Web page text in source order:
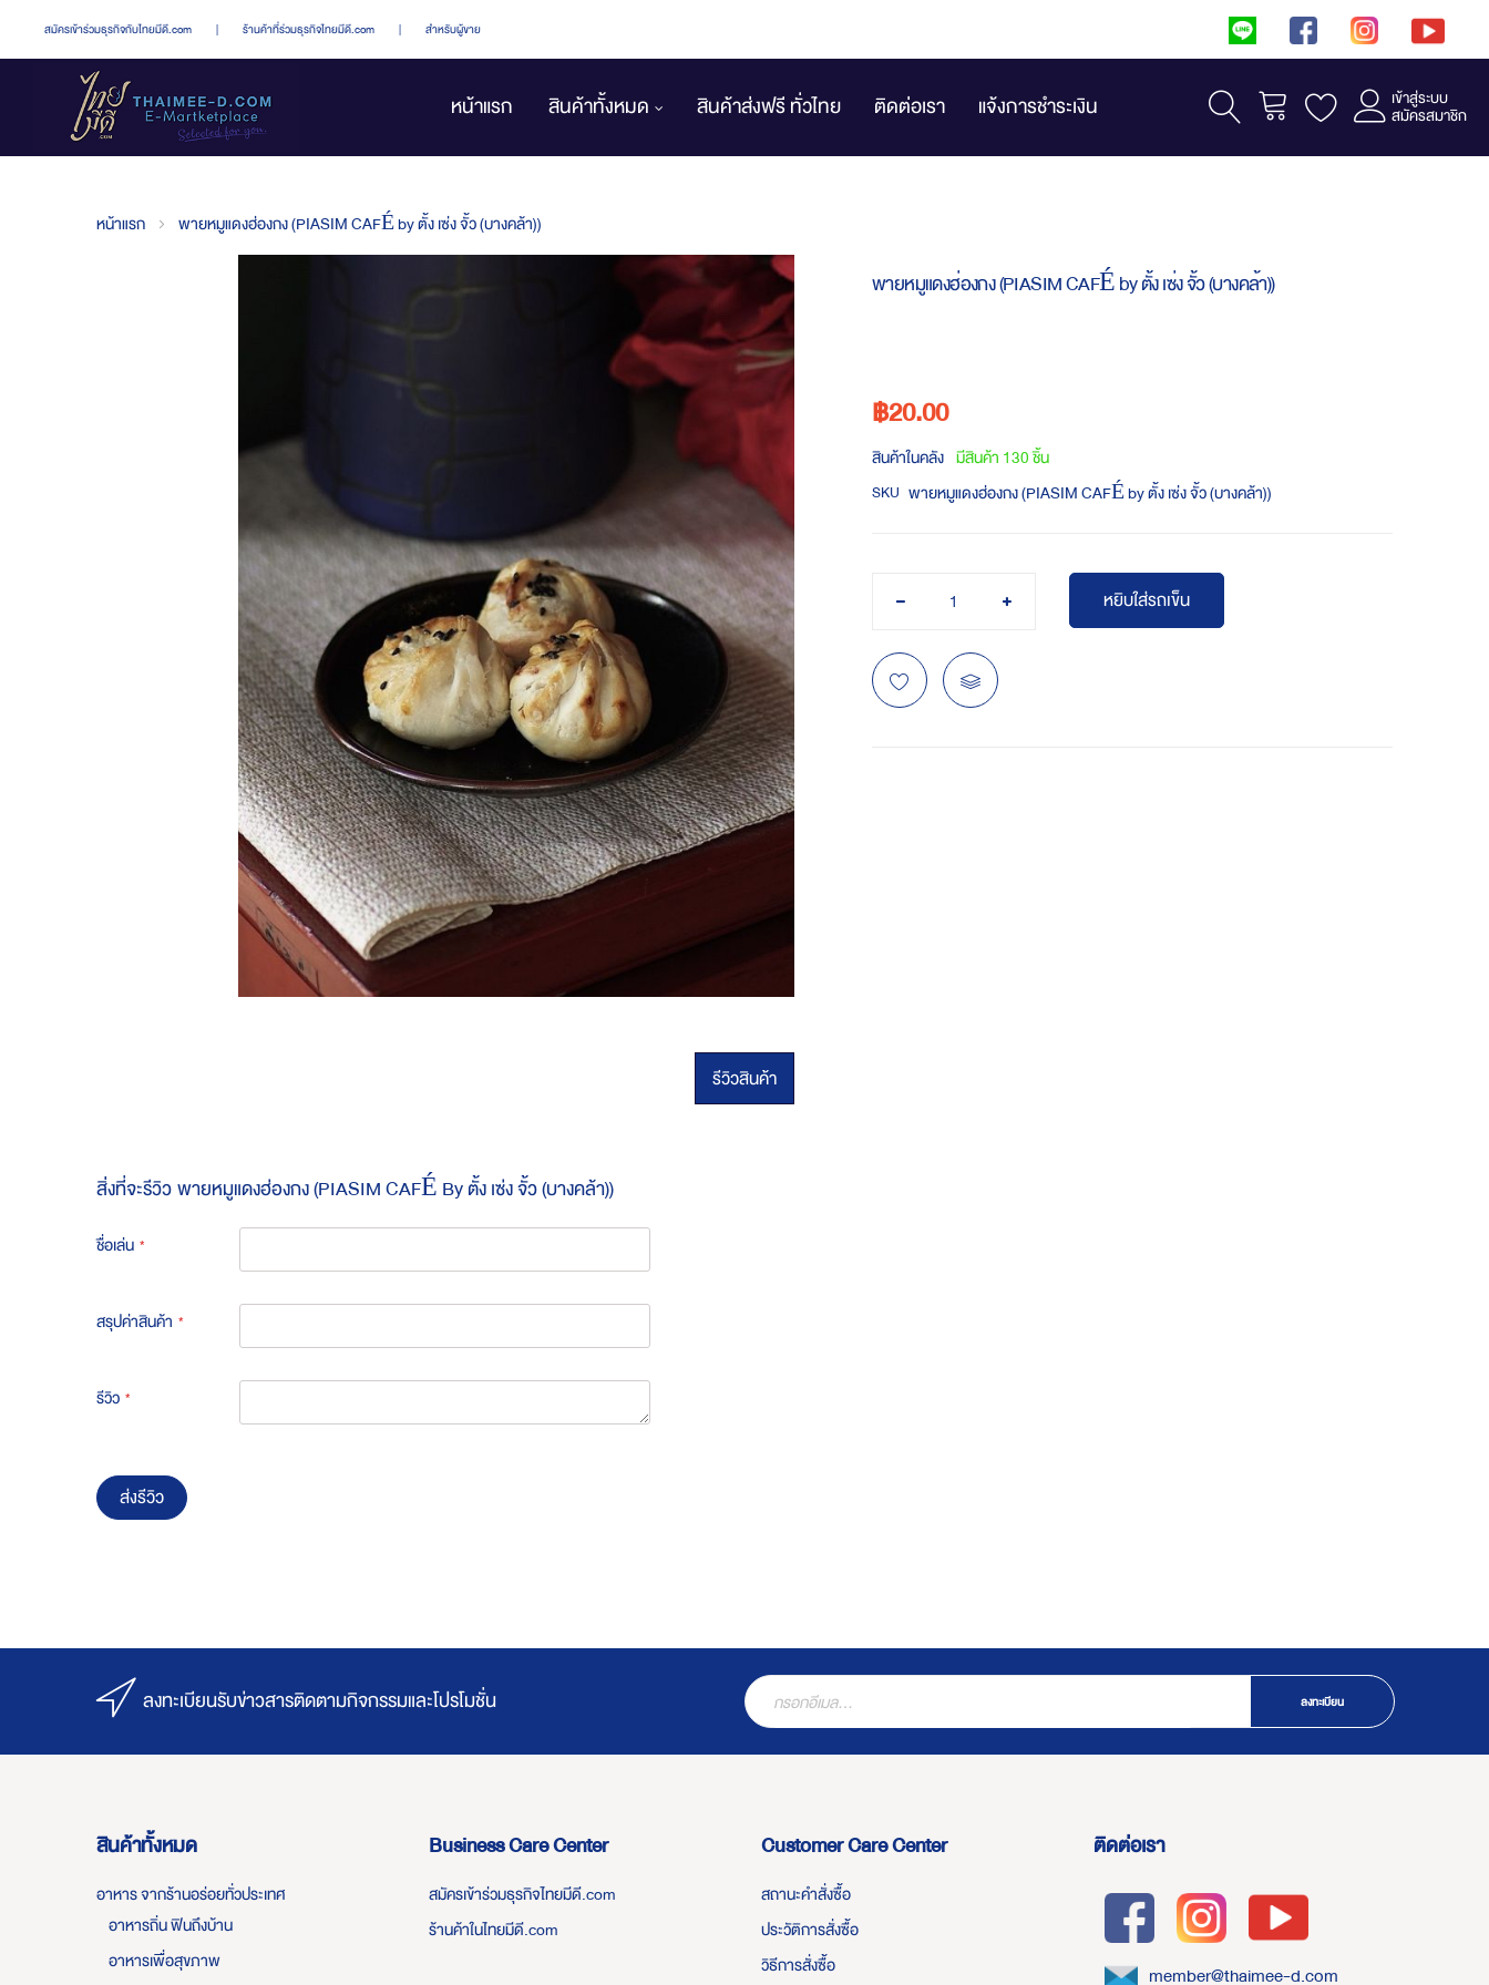
สมัครเข้าร่วมธุรกิจกับไทยมีดี.com | ร้านค้าที่ร่วมธุรกิจไทยมีดี.com | สำหรับผู้ขาย
หน้าแรก สินค้าทั้งหมด สินค้าส่งฟรี ทั่วไทย ติดต่อเรา แจ้งการชำระเงิน รถเข็น เข้าสู่ระบบ
สมัครสมาชิก
หน้าแรก พายหมูแดงฮ่องกง (PIASIM CAFÉ by ตั้ง เซ่ง จั้ว (บางคล้า))
gallery
พายหมูแดงฮ่องกง (PIASIM CAFÉ by ตั้ง เซ่ง จั้ว (บางคล้า))
฿20.00
สินค้าในคลัง มีสินค้า 130 ชิ้น
SKU พายหมูแดงฮ่องกง (PIASIM CAFÉ by ตั้ง เซ่ง จั้ว (บางคล้า))
หยิบใส่รถเข็น
รีวิวสินค้า
สิ่งที่จะรีวิวพายหมูแดงฮ่องกง (PIASIM CAFÉ By ตั้ง เซ่ง จั้ว (บางคล้า))
ชื่อเล่น
สรุปค่าสินค้า
รีวิว
ส่งรีวิว
ลงทะเบียนรับข่าวสารติดตามกิจกรรมและโปรโมชั่น ลงทะเบียน
สินค้าทั้งหมด
อาหาร จากร้านอร่อยทั่วประเทศ
อาหารถิ่น ฟินถึงบ้าน
อาหารเพื่อสุขภาพ
Business Care Center
สมัครเข้าร่วมธุรกิจไทยมีดี.com
ร้านค้าในไทยมีดี.com
Customer Care Center
สถานะคำสั่งซื้อ
ประวัติการสั่งซื้อ
วิธีการสั่งซื้อ
ติดต่อเรา
member@thaimee-d.com